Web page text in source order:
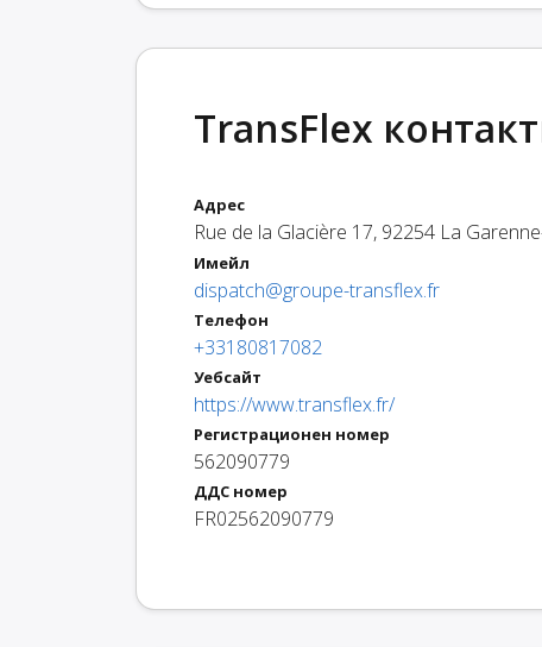
TransFlex
Адрес
Rue de la Glacière 17, 92254 La
Имейл
dispatch@groupe-transflex.fr
Телефон
+33180817082
Уебсайт
https://www.transflex.fr/
Регистрационен номер
562090779
ДДС номер
FR02562090779